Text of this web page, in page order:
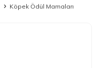
Köpek Ödül Mamaları